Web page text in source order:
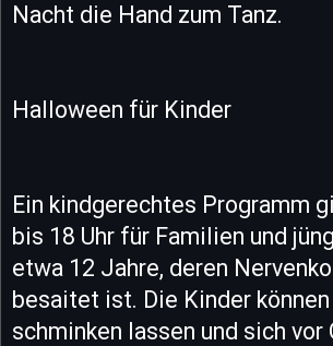
Nacht die Hand zum Tanz.
Halloween für Kinder
Ein kindgerechtes Programm
bis 18 Uhr für Familien und
etwa 12 Jahre, deren
besaitet ist. Die Kinder
schminken lassen und sich vor